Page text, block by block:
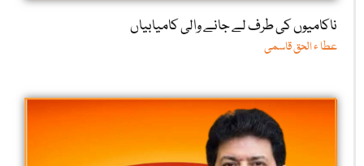
ناکامیوں کی طرف لے جانے والی کامیابیاں
عطا ء الحق قاسمی